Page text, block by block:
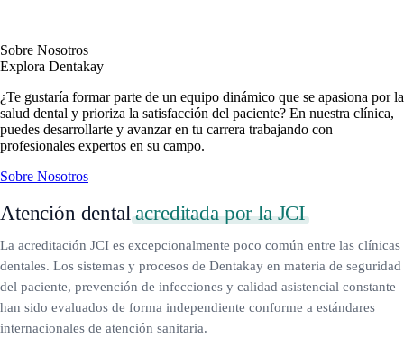
Sobre Nosotros
Explora Dentakay
¿Te gustaría formar parte de un equipo dinámico que se apasiona por la
salud dental y prioriza la satisfacción del paciente? En nuestra clínica,
puedes desarrollarte y avanzar en tu carrera trabajando con
profesionales expertos en su campo.
Sobre Nosotros
Atención dentalacreditada por la JCI
La acreditación JCI es excepcionalmente poco común entre las clínicas
dentales. Los sistemas y procesos de Dentakay en materia de seguridad
del paciente, prevención de infecciones y calidad asistencial constante
han sido evaluados de forma independiente conforme a estándares
internacionales de atención sanitaria.